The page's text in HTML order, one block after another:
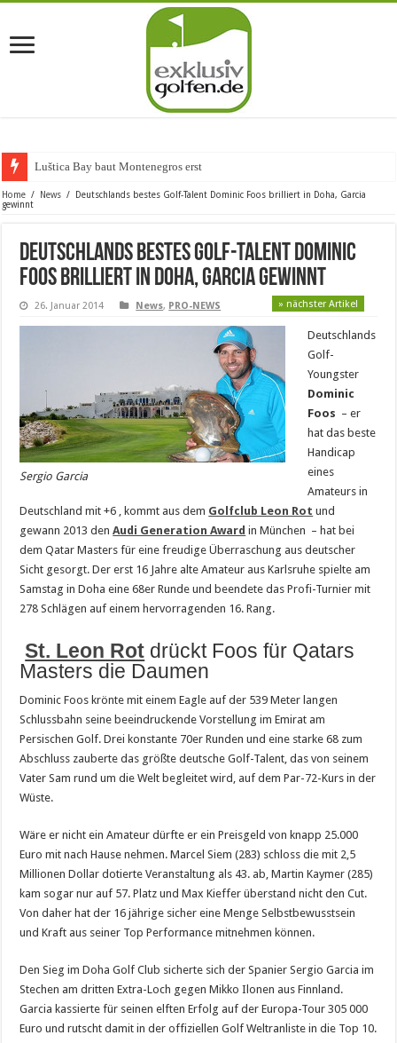
Luštica Bay baut Montenegros erste Golf-C
Home / News /
Deutschlands bestes Golf-Talent Dominic Foos brilliert in Doha, Garcia
gewinnt
Deutschlands bestes Golf-Talent Dominic
Foos brilliert in Doha, Garcia gewinnt
26. Januar 2014 News, PRO-NEWS » nächster Artikel
Sergio Garcia
Deutschlands
Golf-
Youngster
Dominic
Foos – er
hat das beste
Handicap
eines
Amateurs in
Deutschland mit +6 , kommt aus dem Golfclub Leon Rot und
gewann 2013 denAudi Generation Award in München – hat bei
dem Qatar Masters für eine freudige Überraschung aus deutscher
Sicht gesorgt. Der erst 16 Jahre alte Amateur aus Karlsruhe spielte am
Samstag in Doha eine 68er Runde und beendete das Profi-Turnier mit
278 Schlägen auf einem hervorragenden 16. Rang.
St. Leon Rot drückt Foos für Qatars
Masters die Daumen
Dominic Foos krönte mit einem Eagle auf der 539 Meter langen
Schlussbahn seine beeindruckende Vorstellung im Emirat am
Persischen Golf. Drei konstante 70er Runden und eine starke 68 zum
Abschluss zauberte das größte deutsche Golf-Talent, das von seinem
Vater Sam rund um die Welt begleitet wird, auf dem Par-72-Kurs in der
Wüste.
Wäre er nicht ein Amateur dürfte er ein Preisgeld von knapp 25.000
Euro mit nach Hause nehmen. Marcel Siem (283) schloss die mit 2,5
Millionen Dollar dotierte Veranstaltung als 43. ab, Martin Kaymer (285)
kam sogar nur auf 57. Platz und Max Kieffer überstand nicht den Cut.
Von daher hat der 16 jährige sicher eine Menge Selbstbewusstsein
und Kraft aus seiner Top Performance mitnehmen können.
Den Sieg im Doha Golf Club sicherte sich der Spanier Sergio Garcia im
Stechen am dritten Extra-Loch gegen Mikko Ilonen aus Finnland.
Garcia kassierte für seinen elften Erfolg auf der Europa-Tour 305 000
Euro und rutscht damit in der offiziellen Golf Weltranliste in die Top 10.